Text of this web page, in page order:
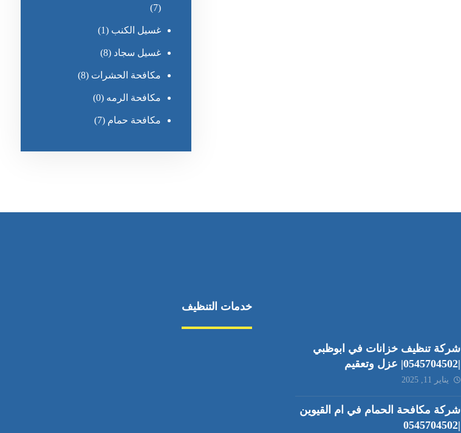
(7)
غسيل الكنب (1)
غسيل سجاد (8)
مكافحة الحشرات (8)
مكافحة الرمه (0)
مكافحة حمام (7)
شركة تنظيف خزانات في ابوظبي
|0545704502| عزل وتعقيم
يناير 11, 2025
شركة مكافحة الحمام في ام القيوين
|0545704502
خدمات التنظيف